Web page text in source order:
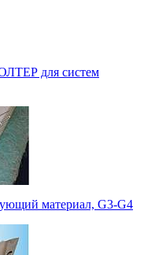
для систем
материал, G3-G4